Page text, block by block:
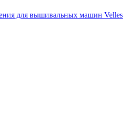
для вышивальных машин Velles